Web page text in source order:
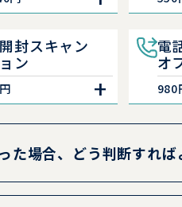
封スキャン
ン
電
オ
980
た場合、どう判断すれば
定期転送やスポット転送